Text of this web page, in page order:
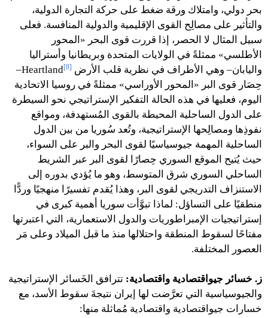
بحر دولي، وامتلاك ورقة ضغط على حركة التجارة الدولية،
والتأثير على مصالِح القوى الإقليمية والدولية المنافسة. فعلى
سبيل المثال لا الحصر، إذا قررت قوى البحر «المحور
الأطلسي» ممثلةً في الولايات المتحدة وبريطانيا وأستراليا
واليابان– وهي الأطراف في نظرية قلب الأرض Heartland [8]
–
حِصَار قوى البر «المحور الأوراسي» ممثلةً في روسيا الاتحادية
اليوم، فعليها في هذه الحالة التفكير الإستراتيجي نحو السيطرة
على الدول الساحلية المحيطة بالقوى المُستهدفة، ومواقع
نفوذِها ومصالِحها الإستراتيجية، وتُعد سُوريا من بين الدول
الساحلية المهمة جيوسياسيًا لقوى البحر والبر على السواء،
حيث يُتيح الموقع السوري حِصارًا لقوى البر عبر الشريط
الساحلي السوري شرق المتوسط، وهو ما يُؤدي بدوره إلى
الاستنزاف التدريجي لقوى البر، وهذا يُقدم تفسيرًا منهجيًا وردًّا
منطقيًا على التساؤل: لماذا تبوَّأت سوريا أهمية كبرى في
إستراتيجيات الإمبراطوريات والدول الاستعمارية، التي اعتبرتها
مفتاحًا لسقوط المنطقة واحتلالها منذ ما قبل الميلاد وعلى مَر
العصور المختلفة.
ز. خسائر جيواقتصادية واقتصادية: تترافق الخَسائر الإستراتيجية
والجيوسياسية التي تعرَّضت لها إيران نتيجةَ سقوط الأسد، مع
خسارات جيواقتصادية واقتصادية مُماثلة منها: